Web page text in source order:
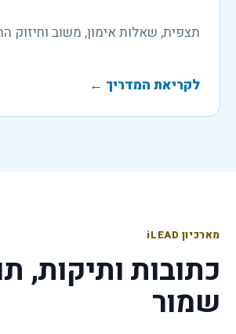
תצפית, שאלות אימון, משוב וחיזוק
לקריאת המדריך ←
מארכיון iLEAD
כתובות ותיקות,
שמור